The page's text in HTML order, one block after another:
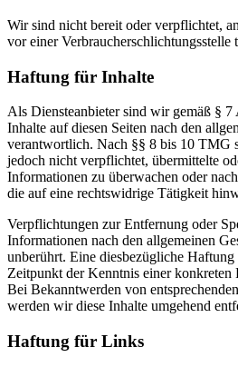
Wir sind nicht bereit oder verpflichtet,
vor einer Verbraucherschlichtungsstelle
Haftung für Inhalte
Als Diensteanbieter sind wir gemäß §
Inhalte auf diesen Seiten nach den
verantwortlich. Nach §§ 8 bis 10 TMG
jedoch nicht verpflichtet, übermittelte
Informationen zu überwachen oder
die auf eine rechtswidrige Tätigkeit
Verpflichtungen zur Entfernung oder
Informationen nach den allgemeinen
unberührt. Eine diesbezügliche Haftung
Zeitpunkt der Kenntnis einer konkreten
Bei Bekanntwerden von
werden wir diese Inhalte umgehend
Haftung für Links